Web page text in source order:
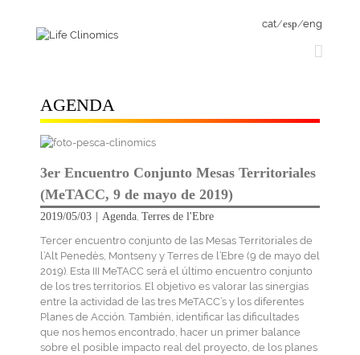
cat/esp/eng
AGENDA
3er Encuentro Conjunto Mesas Territoriales
(MeTACC, 9 de mayo de 2019)
2019/05/03 Agenda, Terres de l'Ebre
Tercer encuentro conjunto de las Mesas Territoriales de
l’Alt Penedès, Montseny y Terres de l’Ebre (9 de mayo del
2019). Esta III MeTACC será el último encuentro conjunto
de los tres territorios. El objetivo es valorar las sinergias
entre la actividad de las tres MeTACC’s y los diferentes
Planes de Acción. También, identificar las dificultades
que nos hemos encontrado, hacer un primer balance
sobre el posible impacto real del proyecto, de los planes